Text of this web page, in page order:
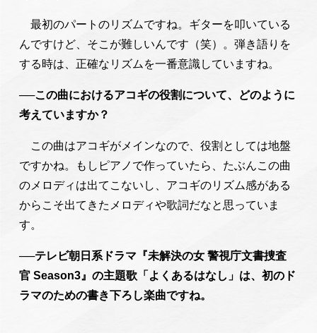
最初のパートのリズムですね。ギターを叩いている
んですけど、そこが難しいんです（笑）。弾き語りを
する時は、正確なリズムを一番意識していますね。
──この曲におけるアコギの役割について、どのように
考えていますか？
この曲はアコギがメインなので、役割としては地盤
ですかね。もしピアノで作っていたら、たぶんこの曲
のメロディは出てこないし、アコギのリズム感がある
からこそ出てきたメロディや歌詞だなと思っていま
す。
──テレビ朝日系 ドラマ『未解決の女 警視庁文書捜査
官 Season3』の主題歌「よくあるはなし」は、初のド
ラマのための書き下ろし楽曲ですね。